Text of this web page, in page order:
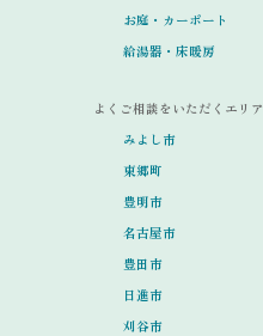
お庭・カーポート
給湯器・床暖房
よくご相談をいただくエリア
みよし市
東郷町
豊明市
名古屋市
豊田市
日進市
刈谷市